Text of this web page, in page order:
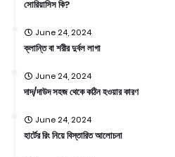
সোরিয়াসিস কি?
June 24, 2024
ক্লান্তি বা শরীর দুর্বল লাগা
June 24, 2024
দাদ/দাউদ সহজ থেকে কঠিন হওয়ার কারণ
June 24, 2024
হার্টের রিং নিয়ে বিস্তারিত আলোচনা